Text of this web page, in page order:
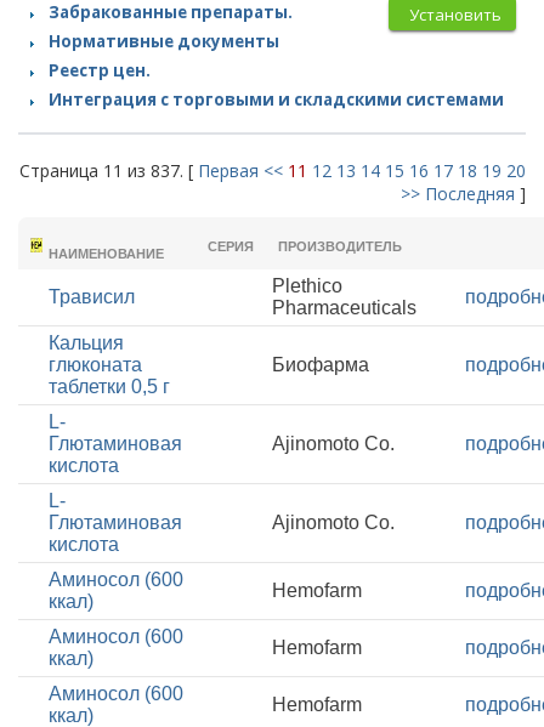
Установить
Забракованные препараты.
Нормативные документы
Реестр цен.
Интеграция с торговыми и складскими системами
Страница 11 из 837. [ Первая << 11 12 13 14 15 16 17 18 19 20
>> Последняя ]
НАИМЕНОВАНИЕ
СЕРИЯ ПРОИЗВОДИТЕЛЬ
Трависил
Plethico
Pharmaceuticals
Кальция
глюконата
таблетки 0,5 г
Биофарма
L-
Глютаминовая
кислота
Ajinomoto Co.
L-
Глютаминовая
кислота
Ajinomoto Co.
Аминосол (600
ккал)
Hemofarm
Аминосол (600
ккал)
Hemofarm
Аминосол (600
ккал)
Hemofarm